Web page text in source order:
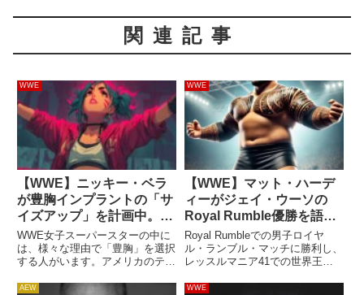
関連記事
WWE
【WWE】ニッキー・ベラ
が豊胸インプラントの「サ
イズアップ」を計画中。
「母親だから」という迷い
を撤回
WWE女子スーパースターの中に
は、様々な理由で「豊胸」を選択
する人がいます。アメリカのテレ
マラスな体型」重視の風潮、自己
WWE
【WWE】マット・ハーデ
ィーがジェイ・ウーソの
Royal Rumble優勝を語
る。「格上げは今後につな
がる。ジョン・シナが勝っ
ても何も得なかったよ」
Royal Rumbleでの男子ロイヤ
ル・ランブル・マッチに勝利し、
レッスルマニア41での世界王座
がRoyal Rumbleを制することを
AEW WWE